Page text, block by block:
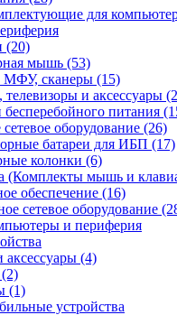
для
(20)
мышь (53)
сканеры (15)
и аксессуары
питания
оборудование (26)
батареи для ИБП (17)
колонки (6)
(Комплекты мышь и
обеспечение (16)
сетевое оборудование
и периферия
аксессуары (4)
(1)
устройства